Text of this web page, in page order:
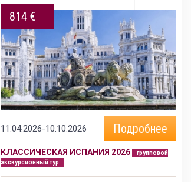
814 €
11.04.2026-10.10.2026 Подробнее
КЛАССИЧЕСКАЯ ИСПАНИЯ 2026
групповой
экскурсионный тур